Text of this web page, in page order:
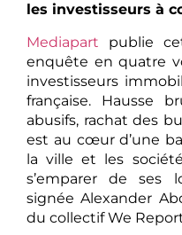
les investisseurs à
Mediapart publie
enquête en quatre
investisseurs
française. Hausse
abusifs, rachat des
est au cœur d’une
la ville et les
s’emparer de ses
signée Alexander
du collectif We